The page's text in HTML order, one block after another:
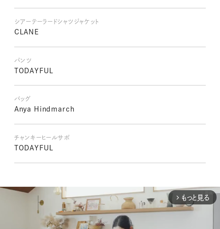
シアーテーラードシャツジャケット
CLANE
パンツ
TODAYFUL
バッグ
Anya Hindmarch
チャンキーヒールサボ
TODAYFUL
arrow_forward_ios もっと見る